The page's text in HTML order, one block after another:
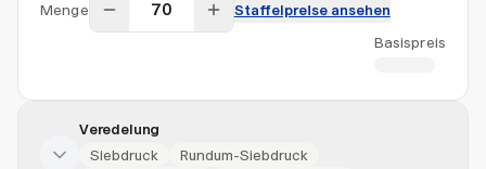
Menge
Staffelpreise ansehen
Basispreis
Veredelung
Siebdruck
Rundum-Siebdruck